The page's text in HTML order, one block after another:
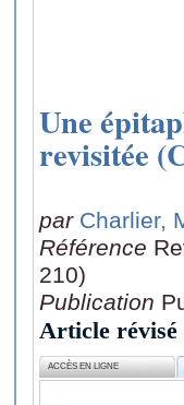
Une
revisitée
par Charlier,
Référence
210)
Publication
Article révisé
ACCÈS EN LIGNE